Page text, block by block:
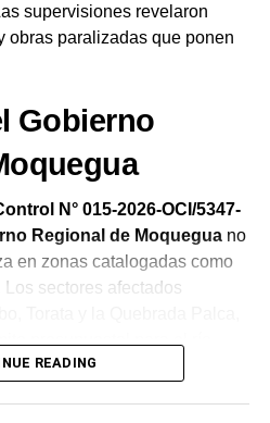
supervisiones revelaron
obras paralizadas que ponen
Gobierno
N° 015-2026-OCI/5347-
Regional de Moqueguano
en zonas catalogadas como
sectores afectados
READING